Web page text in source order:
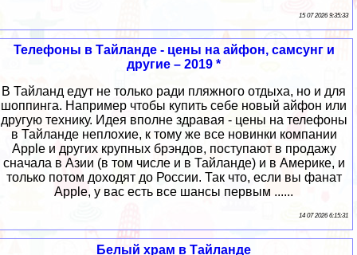
15 07 2026 9:35:33
Телефоны в Тайланде - цены на айфон, самсунг и
другие – 2019 *
В Тайланд едут не только ради пляжного отдыха, но и для
шоппинга. Например чтобы купить себе новый айфон или
другую технику. Идея вполне здравая - цены на телефоны
в Тайланде неплохие, к тому же все новинки компании
Apple и других крупных брэндов, поступают в продажу
сначала в Азии (в том числе и в Тайланде) и в Америке, и
только потом доходят до России. Так что, если вы фанат
Apple, у вас есть все шансы первым ......
14 07 2026 6:15:31
Белый храм в Тайланде